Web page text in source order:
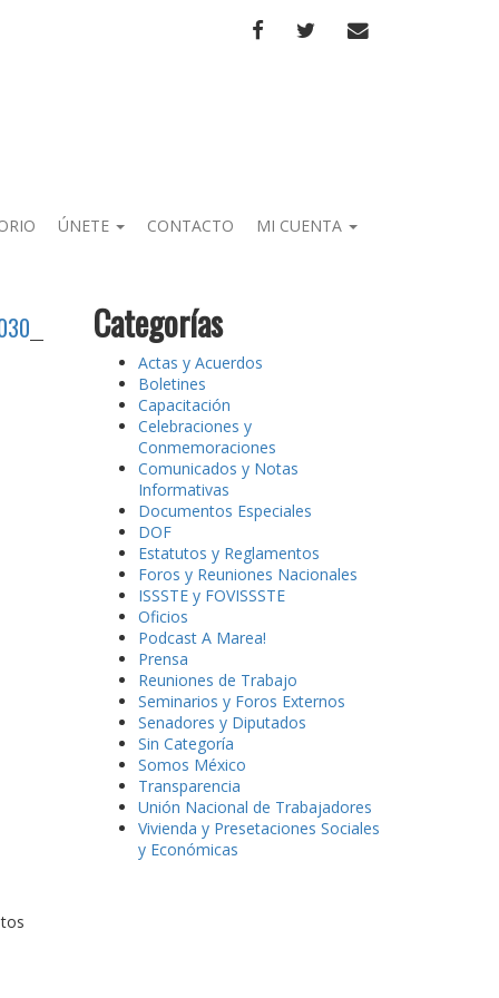
FACEBOOKTWITTERCORREO
ÚNETE CONTACTO MI CUENTA
Categorías
Actas y Acuerdos
Boletines
Capacitación
Celebraciones y
Conmemoraciones
Comunicados y Notas
Informativas
Documentos Especiales
DOF
Estatutos y Reglamentos
Foros y Reuniones Nacionales
ISSSTE y FOVISSSTE
Oficios
Podcast A Marea!
Prensa
Reuniones de Trabajo
Seminarios y Foros Externos
Senadores y Diputados
Sin Categoría
Somos México
Transparencia
Unión Nacional de Trabajadores
Vivienda y Presetaciones Sociales
y Económicas